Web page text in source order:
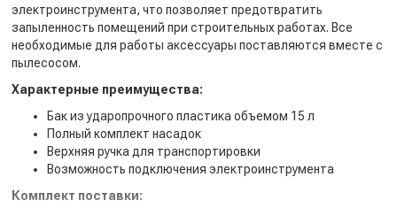
электроинструмента, что позволяет предотвратить
запыленность помещений при строительных работах. Все
необходимые для работы аксессуары поставляются вместе с
пылесосом.
Характерные преимущества:
Бак из ударопрочного пластика объемом 15 л
Полный комплект насадок
Верхняя ручка для транспортировки
Возможность подключения электроинструмента
Комплект поставки: